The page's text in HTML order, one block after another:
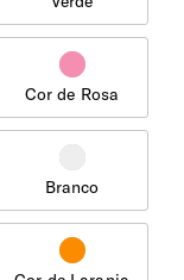
Cor de Rosa
Branco